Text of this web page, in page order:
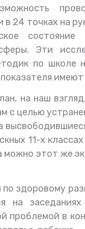
24 точках на
Эти
по школе
на наш
с целью
11-х
можно этот же
здоровому
на
проблемой в